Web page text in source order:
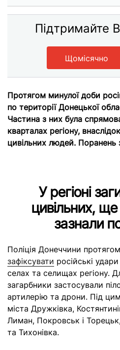
Підтримайте
Щомісячно
Протягом минулої доби
по території Донецької
Частина з них була
кварталах регіону,
цивільних людей. Поранень
У регіоні
цивільних,
зазнали
Поліція Донеччини
зафіксувати російські
селах та селищах регіону.
загарбники застосували
артилерію та дрони. Під
міста Дружківка,
Лиман, Покровськ і
та Тихонівка.